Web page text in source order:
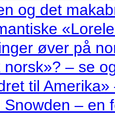
og det
øver på
norsk»? – se
til
Snowden – en